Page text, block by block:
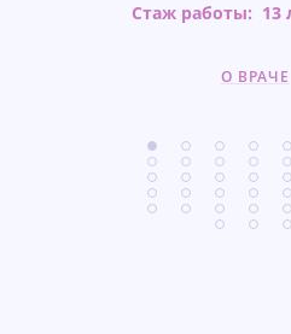
Стаж работы: 13
О ВРАЧЕ